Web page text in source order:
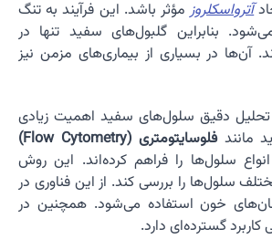
آترواسکلروزمؤثر باشد. این فرآیند به تنگ
بنابراین گلبول‌های سفید تنها در
آن‌ها در بسیاری از بیماری‌های مزمن نیز
دقیق سلول‌های سفید اهمیت زیادی
مانندفلوسایتومتری (Flow Cytometry)
سلول‌ها را فراهم کرده‌اند. این روش
سلول‌ها را بررسی کند. از این فناوری در
خون استفاده می‌شود. همچنین در
گسترده‌ای دارد.